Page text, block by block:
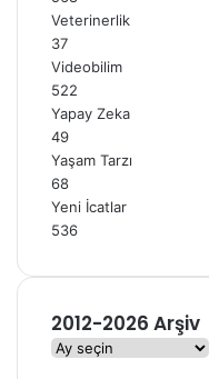
Veterinerlik
37
Videobilim
522
Yapay Zeka
49
Yaşam Tarzı
68
Yeni İcatlar
536
2012-2026 Arşiv
2012-